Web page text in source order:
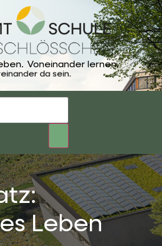
Voneinander lernen.
da sein.
Leben